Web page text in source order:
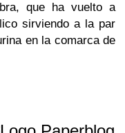
que ha vuelto a
sirviendo a la par
en la comarca de